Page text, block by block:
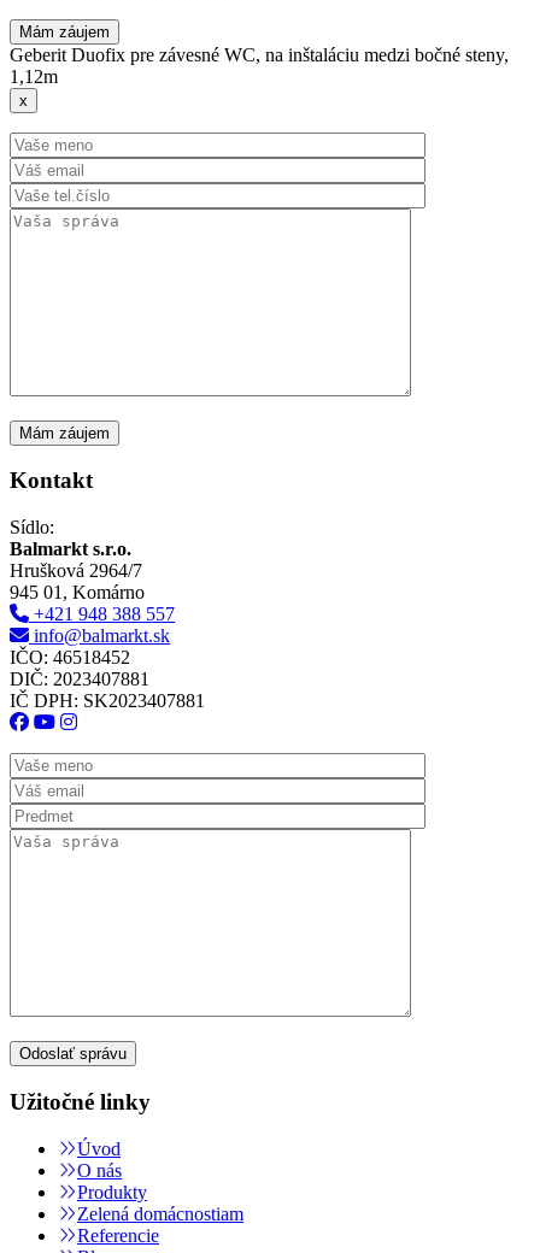
Mám záujem
Geberit Duofix pre závesné WC, na inštaláciu medzi bočné steny,
1,12m
x
Kontakt
Sídlo:
Balmarkt s.r.o.
Hrušková 2964/7
945 01, Komárno
+421 948 388 557
info@balmarkt.sk
IČO: 46518452
DIČ: 2023407881
IČ DPH: SK2023407881
Užitočné linky
Úvod
O nás
Produkty
Zelená domácnostiam
Referencie